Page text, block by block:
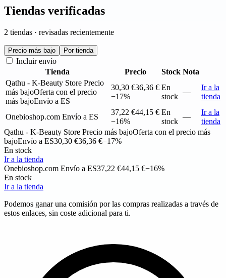
Tiendas verificadas
2 tiendas · revisadas recientemente
Precio más bajo Por tienda
Incluir envío
Tienda
Precio Stock Nota
Qathu - K-Beauty Store Precio
más bajoOferta con el precio
más bajoEnvío a ES
30,30 €36,36 €
−17%
En
stock
—
Ir a la
tienda
Onebioshop.com Envío a ES
37,22 €44,15 €
−16%
En
stock
—
Ir a la
tienda
Qathu - K-Beauty Store Precio más bajoOferta con el precio más
bajoEnvío a ES30,30 €36,36 €−17%
En stock
Ir a la tienda
Onebioshop.com Envío a ES37,22 €44,15 €−16%
En stock
Ir a la tienda
Podemos ganar una comisión por las compras realizadas a través de
estos enlaces, sin coste adicional para ti.